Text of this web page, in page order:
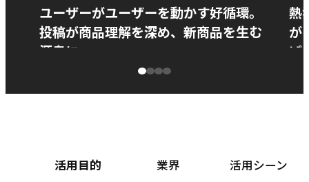
ユーザーがユーザーを動かす好循環。
投稿が商品理解を深め、新商品を生む
源泉に
熱
が
ぱ
活用目的 業界 活用シーン